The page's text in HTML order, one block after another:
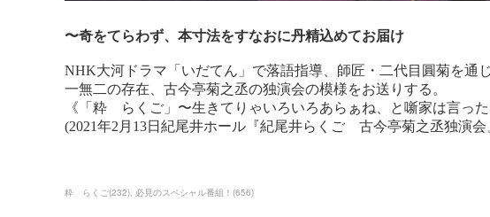
粋 らくご(232) 必見のスペシャル番組！ (656)